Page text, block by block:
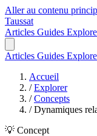
Aller au contenu
Taussat
Articles Guides
Articles Guides
Accueil
/ Explorer
/ Concepts
/ Dynamiques
💡 Concept